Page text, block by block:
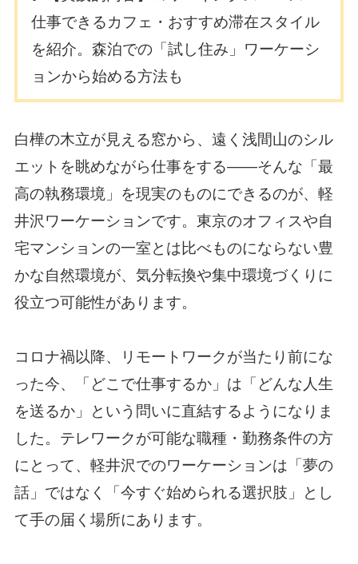
仕事できるカフェ・おすすめ滞在スタイル
を紹介。森泊での「試し住み」ワーケーシ
ョンから始める方法も
白樺の木立が見える窓から、遠く浅間山のシル
エットを眺めながら仕事をする——そんな「最
高の執務環境」を現実のものにできるのが、軽
井沢ワーケーションです。東京のオフィスや自
宅マンションの一室とは比べものにならない豊
かな自然環境が、気分転換や集中環境づくりに
役立つ可能性があります。
コロナ禍以降、リモートワークが当たり前にな
った今、「どこで仕事するか」は「どんな人生
を送るか」という問いに直結するようになりま
した。テレワークが可能な職種・勤務条件の方
にとって、軽井沢でのワーケーションは「夢の
話」ではなく「今すぐ始められる選択肢」とし
て手の届く場所にあります。